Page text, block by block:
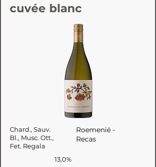
cuvée blanc
Chard., Sauv.
Bl., Musc. Ott.,
Fet. Regala
Roemenië -
Recas
13,0%